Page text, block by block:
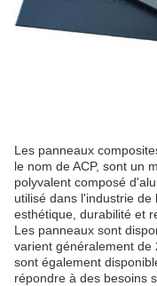
Les panneaux
le nom de ACP, sont un
polyvalent composé
utilisé dans l'industrie
esthétique, durabilité et
Les panneaux sont
varient généralement de
sont également
répondre à des besoins